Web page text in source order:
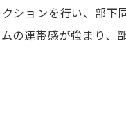
ションを行い、部下
の連帯感が強まり、